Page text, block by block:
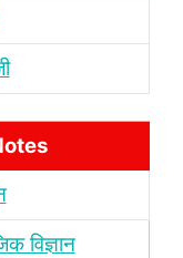
विज्ञान